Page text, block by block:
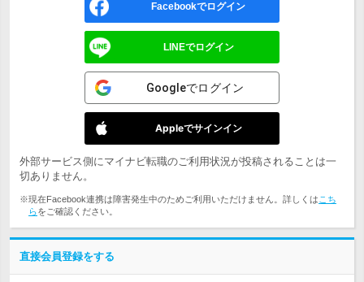
Facebookでログイン
LINEでログイン
Googleでログイン
Appleでサインイン
外部サービス側にマイナビ転職のご利用状況が投稿されることは一
切ありません。
※現在Facebook連携は障害発生中のためご利用いただけません。詳しくは こち
らをご確認ください。
直接会員登録をする